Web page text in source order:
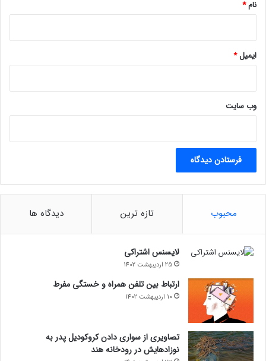
نام*
ایمیل*
وب‌ سایت
محبوب تازه ترین دیدگاه ها
لایسنس اشتراکی
25 اردیبهشت 1402
ارتباط بین تلفن همراه و خستگی مفرط
10 اردیبهشت 1402
تصاویری از سواری دادن کروکودیل پدر به
نوزادهایش در رودخانه هند